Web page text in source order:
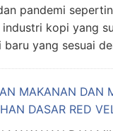
pandemi
industri kopi yang
baru yang sesuai